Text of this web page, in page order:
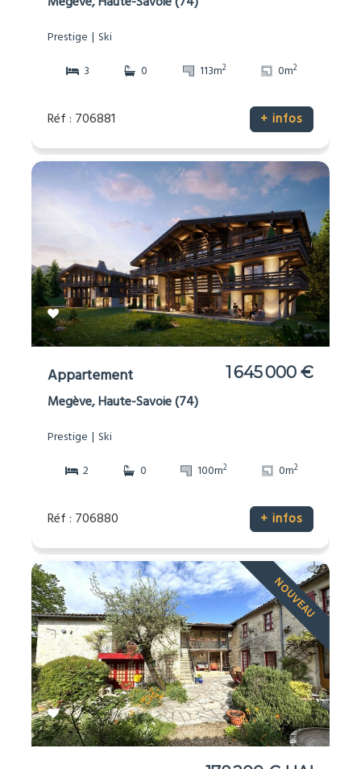
Prestige
Ski
3
0 113m2 0m2
Réf : 706881 + infos
Appartement 1 645 000 €
Megève, Haute-Savoie (74)
Prestige
Ski
2
0 100m2 0m2
Réf : 706880 + infos
NOUVEAU